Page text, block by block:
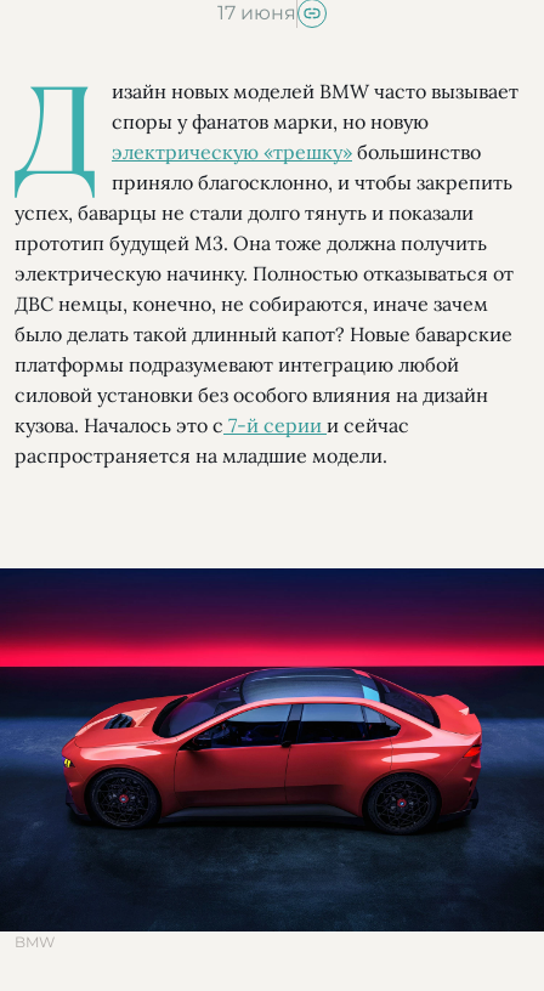
17 июня
Д
изайн новых моделей BMW часто вызывает
споры у фанатов марки, но новую
электрическую «трешку» большинство
приняло благосклонно, и чтобы закрепить
успех, баварцы не стали долго тянуть и показали
прототип будущей М3. Она тоже должна получить
электрическую начинку. Полностью отказываться от
ДВС немцы, конечно, не собираются, иначе зачем
было делать такой длинный капот? Новые баварские
платформы подразумевают интеграцию любой
силовой установки без особого влияния на дизайн
кузова. Началось это с 7-й серии и сейчас
распространяется на младшие модели.
BMW